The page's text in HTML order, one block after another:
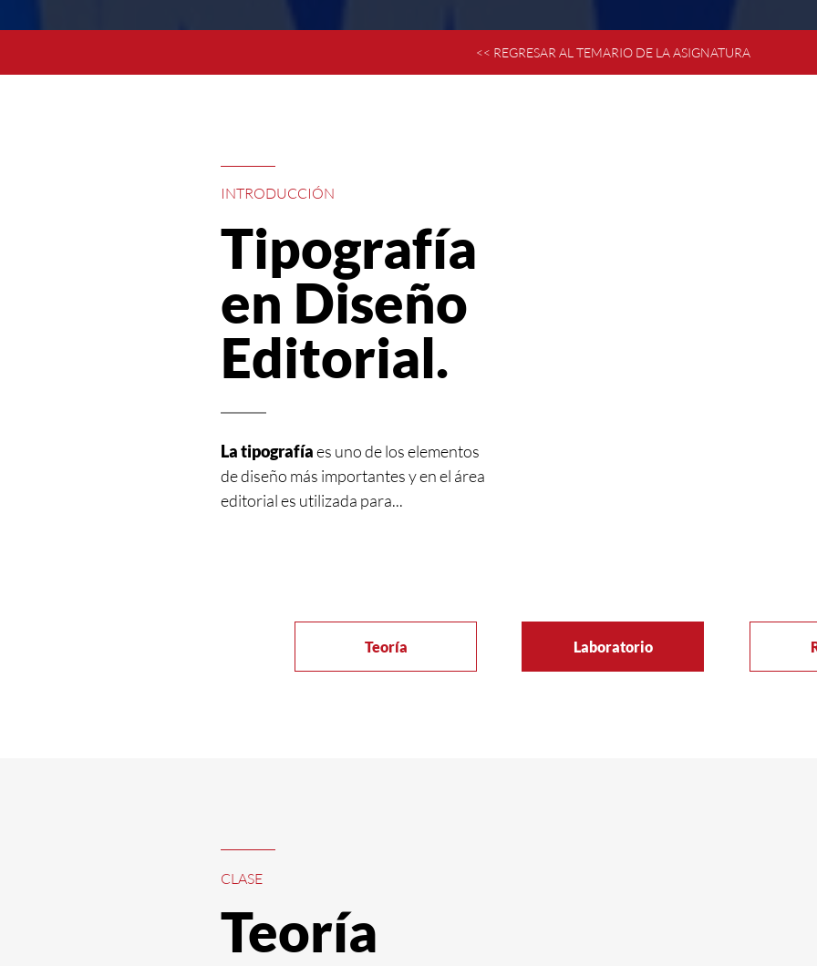
<< REGRESAR AL TEMARIO DE LA ASIGNATURA
Teoría
La tipografíaes uno de los elementos
de diseño más importantes y en el área
editorial es utilizada para...
Tipografía
en Diseño
Editorial.
INTRODUCCIÓN
Laboratorio
Teoría
CLASE